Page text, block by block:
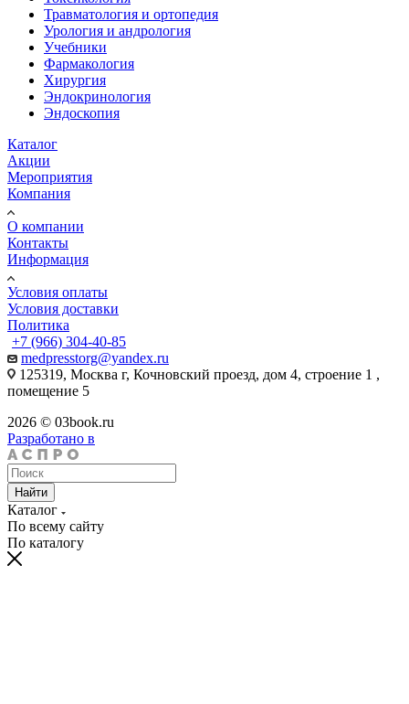
Травматология и ортопедия
Урология и андрология
Учебники
Фармакология
Хирургия
Эндокринология
Эндоскопия
Каталог
Акции
Мероприятия
Компания
О компании
Контакты
Информация
Условия оплаты
Условия доставки
Политика
+7 (966) 304-40-85
medpresstorg@yandex.ru
125319, Москва г, Кочновский проезд, дом 4, строение 1 ,
помещение 5
2026 © 03book.ru
Разработано в
Найти
Каталог
По всему сайту
По каталогу